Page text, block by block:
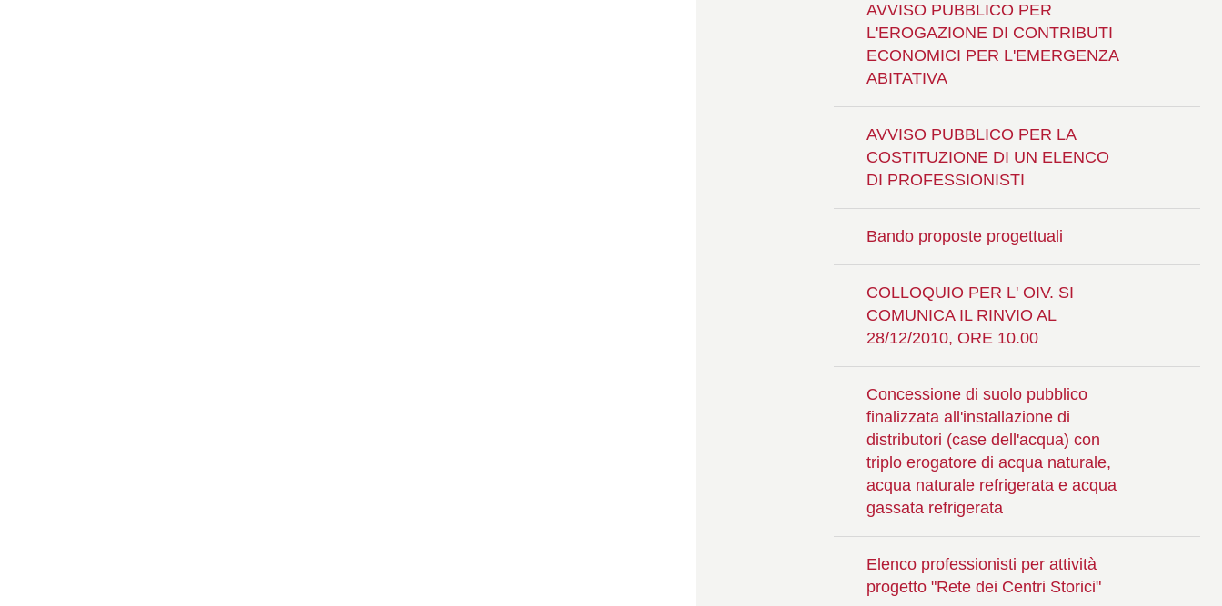
AVVISO PUBBLICO PER
L'EROGAZIONE DI CONTRIBUTI
ECONOMICI PER L'EMERGENZA
ABITATIVA
AVVISO PUBBLICO PER LA
COSTITUZIONE DI UN ELENCO
DI PROFESSIONISTI
Bando proposte progettuali
COLLOQUIO PER L' OIV. SI
COMUNICA IL RINVIO AL
28/12/2010, ORE 10.00
Concessione di suolo pubblico
finalizzata all'installazione di
distributori (case dell'acqua) con
triplo erogatore di acqua naturale,
acqua naturale refrigerata e acqua
gassata refrigerata
Elenco professionisti per attività
progetto "Rete dei Centri Storici"